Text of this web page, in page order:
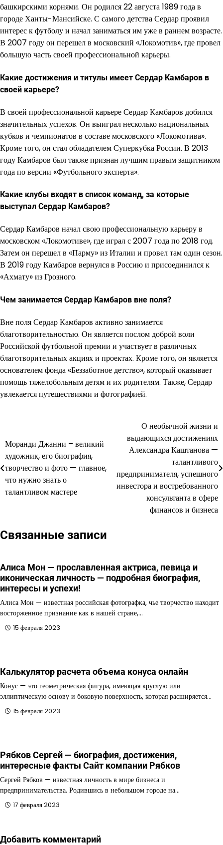
башкирскими корнями. Он родился 22 августа 1989 года в
городе Ханты-Мансийске. С самого детства Сердар проявил
интерес к футболу и начал заниматься им уже в раннем возрасте.
В 2007 году он перешел в московский «Локомотив», где провел
большую часть своей профессиональной карьеры.
Какие достижения и титулы имеет Сердар Камбаров в
своей карьере?
В своей профессиональной карьере Сердар Камбаров добился
значительных успехов. Он выиграл несколько национальных
кубков и чемпионатов в составе московского «Локомотива».
Кроме того, он стал обладателем Суперкубка России. В 2013
году Камбаров был также признан лучшим правым защитником
года по версии «Футбольного эксперта».
Какие клубы входят в список команд, за которые
выступал Сердар Камбаров?
Сердар Камбаров начал свою профессиональную карьеру в
московском «Локомотиве», где играл с 2007 года по 2018 год.
Затем он перешел в «Парму» из Италии и провел там один сезон.
В 2019 году Камбаров вернулся в Россию и присоединился к
«Ахмату» из Грозного.
Чем занимается Сердар Камбаров вне поля?
Вне поля Сердар Камбаров активно занимается
благотворительностью. Он является послом доброй воли
Российской футбольной премии и участвует в различных
благотворительных акциях и проектах. Кроме того, он является
основателем фонда «Беззаботное детство», который оказывает
помощь тяжелобольным детям и их родителям. Также, Сердар
увлекается путешествиями и фотографией.
по
записям
Моранди Джанни – великий
художник, его биография,
творчество и фото — главное,
что нужно знать о
талантливом мастере
О необычной жизни и
выдающихся достижениях
Александра Каштанова —
талантливого
предпринимателя, успешного
инвестора и востребованного
консультанта в сфере
финансов и бизнеса
Связанные записи
Алиса Мон — прославленная актриса, певица и
иконическая личность — подробная биография,
интересы и успехи!
Алиса Мон — известная российская фотографка, чье творчество находит
восторженное признание как в нашей стране,…
15 февраля 2023
Калькулятор расчета объема конуса онлайн
Конус — это геометрическая фигура, имеющая круглую или
эллиптическую основу и боковую поверхность, которая расширяется…
15 февраля 2023
Рябков Сергей — биография, достижения,
интересные факты Сайт компании Рябков
Сергей Рябков — известная личность в мире бизнеса и
предпринимательства. Родившись в небольшом городе на…
17 февраля 2023
Добавить комментарий